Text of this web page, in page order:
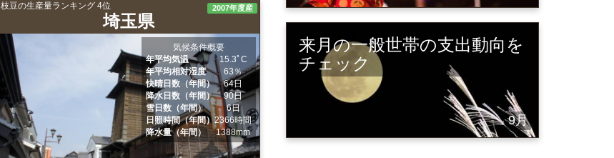
枝豆の生産量ランキング 4位
埼玉県
2007年度産
気候条件概要
年平均気温
15.3ﾟC
年平均相対湿度
63％
快晴日数（年間）
64日
降水日数（年間）
90日
雪日数（年間）
6日
日照時間（年間）2366時間
降水量（年間）
1388mm
来月の一般世帯の支出動向を
チェック
9月